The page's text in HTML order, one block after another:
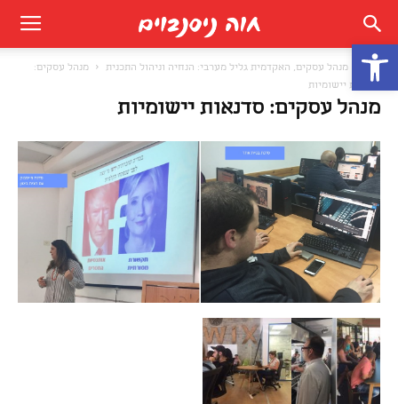
פתח סרגל נגישות
מנהל עסקים, האקדמית גליל מערבי: הנחיה וניהול התכנית
מנהל עסקים:
סדנאות יישומיות
מנהל עסקים: סדנאות יישומיות